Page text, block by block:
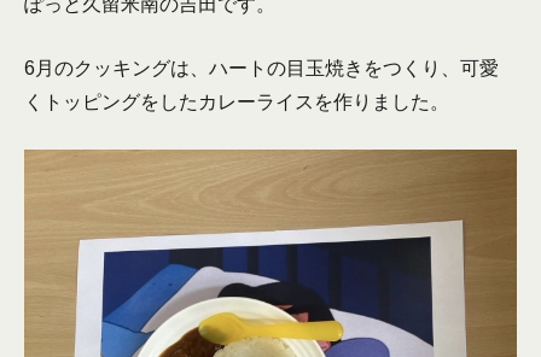
ぽっと久留米南の吉田です。
6月のクッキングは、ハートの目玉焼きをつくり、可愛
くトッピングをしたカレーライスを作りました。